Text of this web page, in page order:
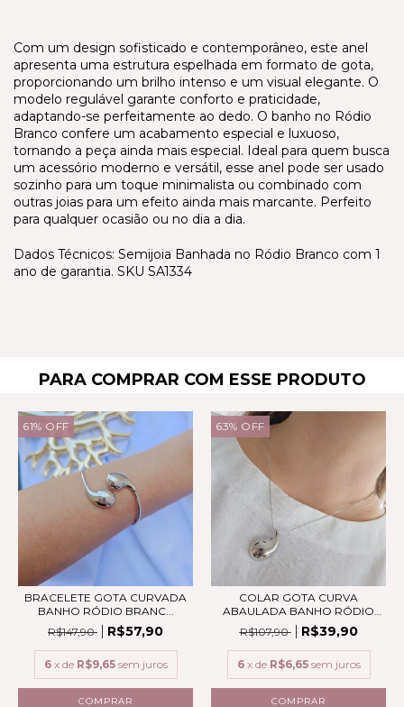
Com um design sofisticado e contemporâneo, este anel
apresenta uma estrutura espelhada em formato de gota,
proporcionando um brilho intenso e um visual elegante. O
modelo regulável garante conforto e praticidade,
adaptando-se perfeitamente ao dedo. O banho no Ródio
Branco confere um acabamento especial e luxuoso,
tornando a peça ainda mais especial. Ideal para quem busca
um acessório moderno e versátil, esse anel pode ser usado
sozinho para um toque minimalista ou combinado com
outras joias para um efeito ainda mais marcante. Perfeito
para qualquer ocasião ou no dia a dia.
Dados Técnicos: Semijoia Banhada no Ródio Branco com 1
ano de garantia. SKU SA1334
PARA COMPRAR COM ESSE PRODUTO
61% OFF
BRACELETE GOTA CURVADA
BANHO RÓDIO BRANC...
R$147,90
R$57,90
6 x de R$9,65 sem juros
63% OFF
COLAR GOTA CURVA
ABAULADA BANHO RÓDIO
BR...
R$107,90 R$39,90
6 x de R$6,65 sem juros